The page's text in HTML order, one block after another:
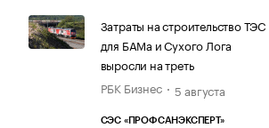
Затраты на строительство ТЭС
для БАМа и Сухого Лога
выросли на треть
РБК Бизнес
5 августа
СЭС «ПРОФСАНЭКСПЕРТ»